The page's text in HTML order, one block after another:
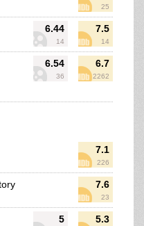
25
6.44
14
7.5
14
6.54
36
6.7
2262
7.1
226
7.6
23
5 5.3